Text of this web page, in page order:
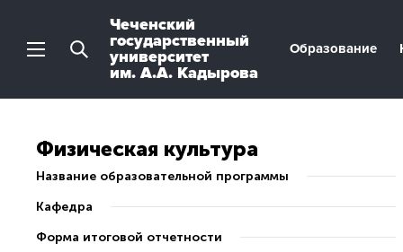
Чеченский
государственный
университет
им. А.А. Кадырова
Образование
Физическая культура
Название образовательной программы
Кафедра
Форма итоговой отчетности